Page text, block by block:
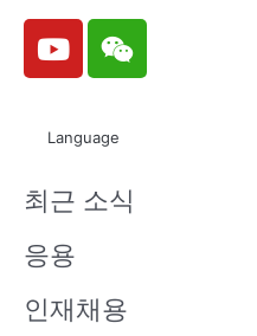
Y
o
u
e
W
e
i
n
Language
최근 소식
응용
인재채용